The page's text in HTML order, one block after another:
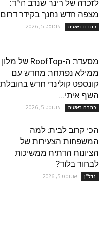
לזכרה של רינה שנרב הי"ד:
מצפה חדש נחנך בקידר דרום
כתבה ראשית אוגוסט 5, 2026
מסעדת ה-RoofTop של מלון
ממילא נפתחת מחדש עם
קונספט קולינרי חדש בהובלת
השף איתי...
כתבה ראשית אוגוסט 5, 2026
הכי קרוב לבית: למה
המשפחות הצעירות של
הציונות הדתית ממשיכות
לבחור בלוד?
נדל''ן אוגוסט 5, 2026